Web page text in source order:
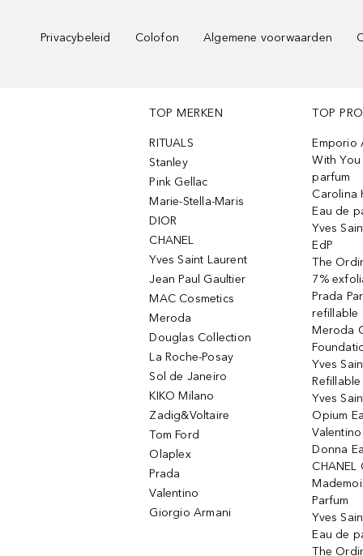
Privacybeleid Colofon Algemene voorwaarden
TOP MERKEN
RITUALS
Stanley
Pink Gellac
Marie-Stella-Maris
DIOR
CHANEL
Yves Saint Laurent
Jean Paul Gaultier
MAC Cosmetics
Meroda
Douglas Collection
La Roche-Posay
Sol de Janeiro
KIKO Milano
Zadig&Voltaire
Tom Ford
Olaplex
Prada
Valentino
Giorgio Armani
TOP
Emporio
With
parfum
Carolina
Eau de
Yves
EdP
The
7%
Prada
refillable
Meroda
Yves
Yves
Opium
Donna
CHANEL
Parfum
Yves
Eau de
The